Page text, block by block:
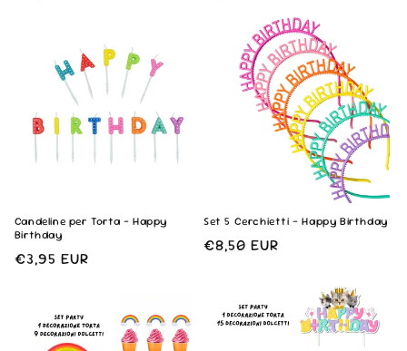
Candeline per Torta - Happy
Birthday
Prezzo
€3,95 EUR
Set 5 Cerchietti - Happy Birthday
Prezzo
€8,50 EUR